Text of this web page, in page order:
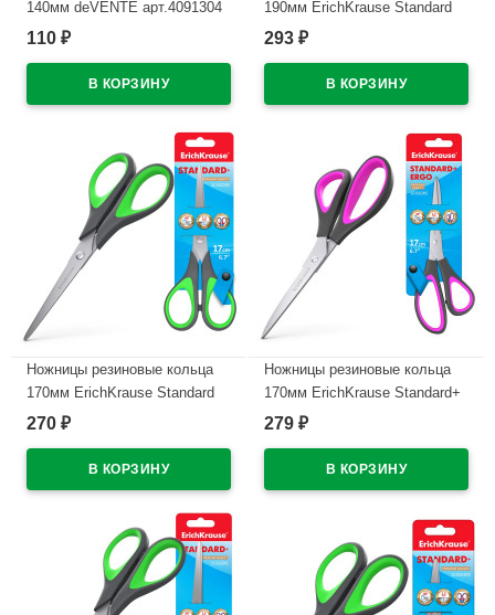
140мм deVENTE арт.4091304
В наличии
110 ₽
190мм ErichKrause Standard
арт.44886
293 ₽
Ножницы резиновые кольца
170мм ErichKrause Standard
арт.35099
270 ₽
Ножницы резиновые кольца
170мм ErichKrause Standard+
Ergo арт.44885
279 ₽